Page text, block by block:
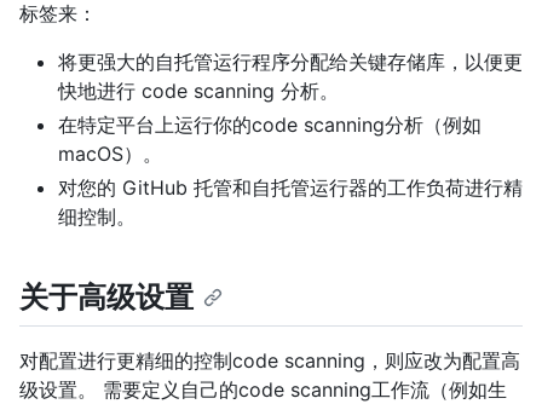
标签来：
将更强大的自托管运行程序分配给关键存储库，以便更
快地进行 code scanning 分析。
在特定平台上运行你的code scanning分析（例如
macOS）。
对您的 GitHub 托管和自托管运行器的工作负荷进行精
细控制。
关于高级设置
对配置进行更精细的控制code scanning，则应改为配置高
级设置。 需要定义自己的code scanning工作流（例如生